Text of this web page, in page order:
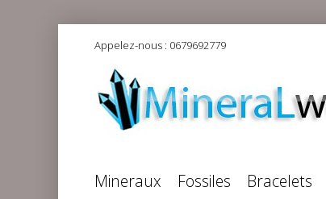
Appelez-nous : 0679692779
Mineraux Fossiles Bracelets